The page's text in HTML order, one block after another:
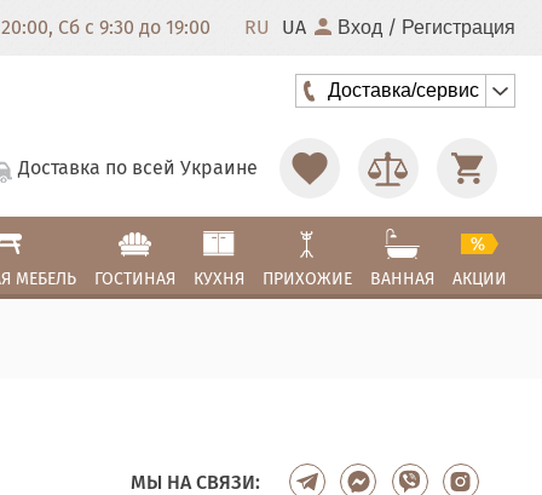
Сб с 9:30 до 19:00 RU UA Вход / Регистрация
Доставка/сервис
Доставка по всей Украине
МЕБЕЛЬ ГОСТИНАЯ КУХНЯ ПРИХОЖИЕ ВАННАЯ АКЦИИ
МЫ НА СВЯЗИ: